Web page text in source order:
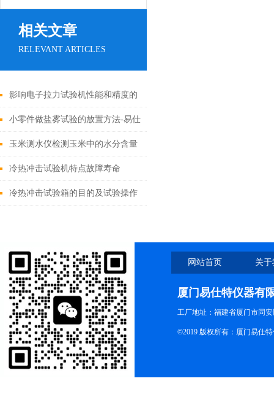
相关文章
RELEVANT ARTICLES
影响电子拉力试验机性能和精度的
五大因素
小零件做盐雾试验的放置方法-易仕
特
玉米测水仪检测玉米中的水分含量
步骤
冷热冲击试验机特点故障寿命
冷热冲击试验箱的目的及试验操作
网站首页 关
厦门易仕特仪器有
工厂地址：福建省厦门市同
©2019 版权所有：厦门易仕